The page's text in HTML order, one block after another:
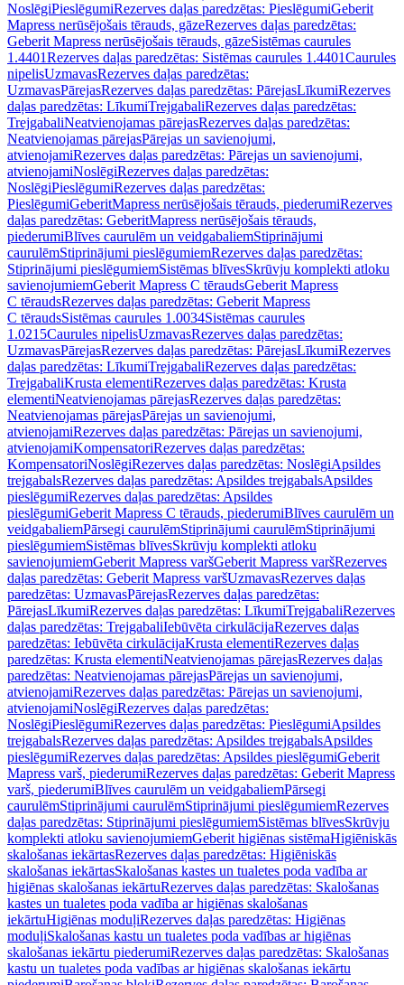
NoslēgiPieslēgumiRezerves daļas paredzētas: PieslēgumiGeberit
Mapress nerūsējošais tērauds, gāzeRezerves daļas paredzētas:
Geberit Mapress nerūsējošais tērauds, gāzeSistēmas caurules
1.4401Rezerves daļas paredzētas: Sistēmas caurules 1.4401Caurules
nipelisUzmavasRezerves daļas paredzētas:
UzmavasPārejasRezerves daļas paredzētas: PārejasLīkumiRezerves
daļas paredzētas: LīkumiTrejgabaliRezerves daļas paredzētas:
TrejgabaliNeatvienojamas pārejasRezerves daļas paredzētas:
Neatvienojamas pārejasPārejas un savienojumi,
atvienojamiRezerves daļas paredzētas: Pārejas un savienojumi,
atvienojamiNoslēgiRezerves daļas paredzētas:
NoslēgiPieslēgumiRezerves daļas paredzētas:
PieslēgumiGeberitMapress nerūsējošais tērauds, piederumiRezerves
daļas paredzētas: GeberitMapress nerūsējošais tērauds,
piederumiBlīves caurulēm un veidgabaliemStiprinājumi
caurulēmStiprinājumi pieslēgumiemRezerves daļas paredzētas:
Stiprinājumi pieslēgumiemSistēmas blīvesSkrūvju komplekti atloku
savienojumiemGeberit Mapress C tēraudsGeberit Mapress
C tēraudsRezerves daļas paredzētas: Geberit Mapress
C tēraudsSistēmas caurules 1.0034Sistēmas caurules
1.0215Caurules nipelisUzmavasRezerves daļas paredzētas:
UzmavasPārejasRezerves daļas paredzētas: PārejasLīkumiRezerves
daļas paredzētas: LīkumiTrejgabaliRezerves daļas paredzētas:
TrejgabaliKrusta elementiRezerves daļas paredzētas: Krusta
elementiNeatvienojamas pārejasRezerves daļas paredzētas:
Neatvienojamas pārejasPārejas un savienojumi,
atvienojamiRezerves daļas paredzētas: Pārejas un savienojumi,
atvienojamiKompensatoriRezerves daļas paredzētas:
KompensatoriNoslēgiRezerves daļas paredzētas: NoslēgiApsildes
trejgabalsRezerves daļas paredzētas: Apsildes trejgabalsApsildes
pieslēgumiRezerves daļas paredzētas: Apsildes
pieslēgumiGeberit Mapress C tērauds, piederumiBlīves caurulēm un
veidgabaliemPārsegi caurulēmStiprinājumi caurulēmStiprinājumi
pieslēgumiemSistēmas blīvesSkrūvju komplekti atloku
savienojumiemGeberit Mapress varšGeberit Mapress varšRezerves
daļas paredzētas: Geberit Mapress varšUzmavasRezerves daļas
paredzētas: UzmavasPārejasRezerves daļas paredzētas:
PārejasLīkumiRezerves daļas paredzētas: LīkumiTrejgabaliRezerves
daļas paredzētas: TrejgabaliIebūvēta cirkulācijaRezerves daļas
paredzētas: Iebūvēta cirkulācijaKrusta elementiRezerves daļas
paredzētas: Krusta elementiNeatvienojamas pārejasRezerves daļas
paredzētas: Neatvienojamas pārejasPārejas un savienojumi,
atvienojamiRezerves daļas paredzētas: Pārejas un savienojumi,
atvienojamiNoslēgiRezerves daļas paredzētas:
NoslēgiPieslēgumiRezerves daļas paredzētas: PieslēgumiApsildes
trejgabalsRezerves daļas paredzētas: Apsildes trejgabalsApsildes
pieslēgumiRezerves daļas paredzētas: Apsildes pieslēgumiGeberit
Mapress varš, piederumiRezerves daļas paredzētas: Geberit Mapress
varš, piederumiBlīves caurulēm un veidgabaliemPārsegi
caurulēmStiprinājumi caurulēmStiprinājumi pieslēgumiemRezerves
daļas paredzētas: Stiprinājumi pieslēgumiemSistēmas blīvesSkrūvju
komplekti atloku savienojumiemGeberit higiēnas sistēmaHigiēniskās
skalošanas iekārtasRezerves daļas paredzētas: Higiēniskās
skalošanas iekārtasSkalošanas kastes un tualetes poda vadība ar
higiēnas skalošanas iekārtuRezerves daļas paredzētas: Skalošanas
kastes un tualetes poda vadība ar higiēnas skalošanas
iekārtuHigiēnas moduļiRezerves daļas paredzētas: Higiēnas
moduļiSkalošanas kastu un tualetes poda vadības ar higiēnas
skalošanas iekārtu piederumiRezerves daļas paredzētas: Skalošanas
kastu un tualetes poda vadības ar higiēnas skalošanas iekārtu